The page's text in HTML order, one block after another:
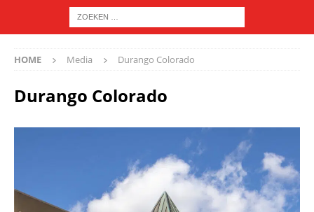
HOME Media Durango Colorado
Durango Colorado